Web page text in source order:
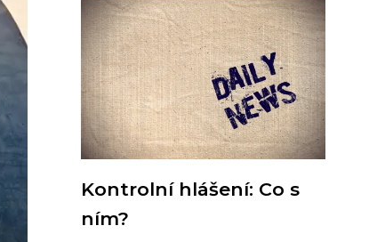
Kontrolní hlášení: Co s
ním?